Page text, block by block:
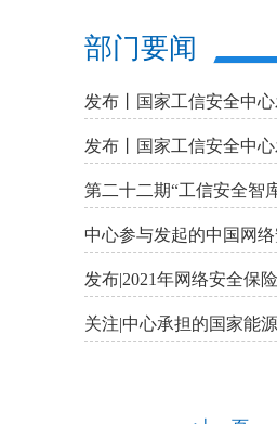
部门要闻
发布丨国家工信安全中
发布丨国家工信安全中
第二十二期“工信安全智
中心参与发起的中国网
发布|2021年网络安全保
关注|中心承担的国家能